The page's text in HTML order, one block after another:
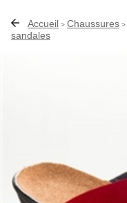
Accueil > Chaussures >
sandales